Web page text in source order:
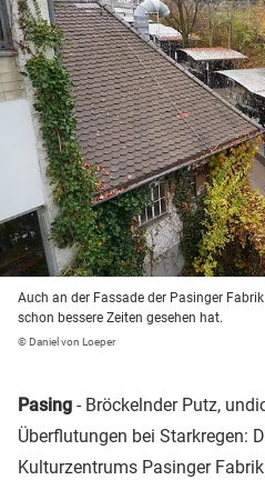
Auch an der Fassade der Pasinger
schon bessere Zeiten gesehen hat.
© Daniel von Loeper
Pasing - Bröckelnder Putz,
Überflutungen bei Starkregen:
Kulturzentrums Pasinger